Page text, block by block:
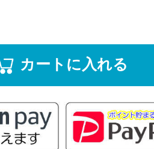
カートに入れる